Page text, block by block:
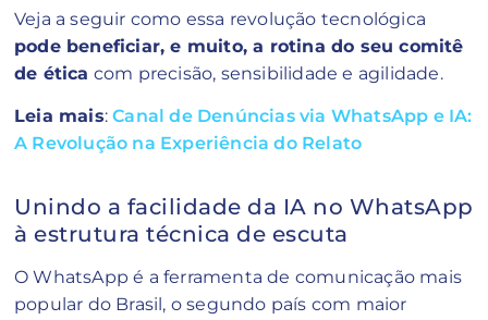
Veja a seguir como essa revolução tecnológica
pode beneficiar, e muito, a rotina do seu comitê
de ética com precisão, sensibilidade e agilidade.
Leia mais:Canal de Denúncias via WhatsApp e IA:
A Revolução na Experiência do Relato
Unindo a facilidade da IA no WhatsApp
à estrutura técnica de escuta
O WhatsApp é a ferramenta de comunicação mais
popular do Brasil, o segundo país com maior